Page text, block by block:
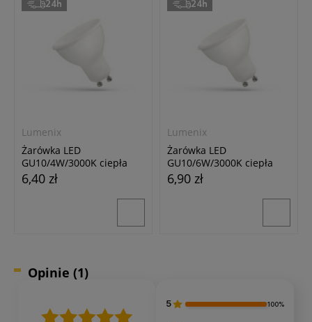
Opinie (1)
5 100%
Lumenix
Żarówka LED
GU10/4W/3000K ciepła
biała
24h
6,40 zł
Lumenix
Żarówka LED
GU10/6W/3000K ciepła
biała
24h
6,90 zł